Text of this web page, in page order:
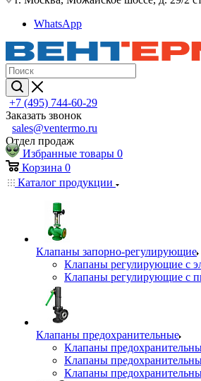
WhatsApp
+7 (495) 744-60-29
Заказать звонок
sales@ventermo.ru
Отдел продаж
Избранные товары 0
Корзина 0
Каталог продукции
Клапаны запорно-регулирующие
Клапаны регулирующие с
Клапаны регулирующие с
Клапаны предохранительные
Клапаны
Клапаны
Клапаны